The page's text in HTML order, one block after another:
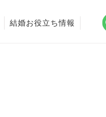
結婚お役立ち情報